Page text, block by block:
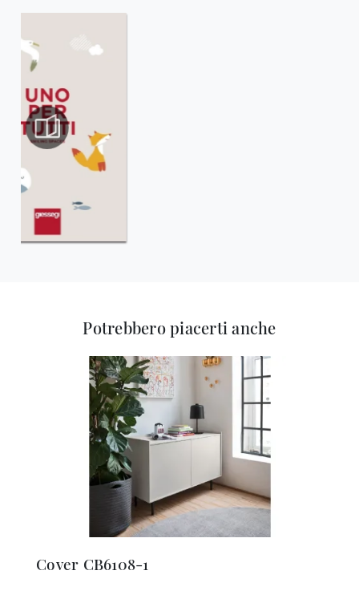
Potrebbero piacerti anche
Cover CB6108-1